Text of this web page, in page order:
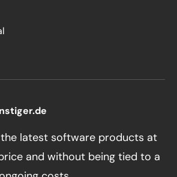
latest software products at
and without being tied to a